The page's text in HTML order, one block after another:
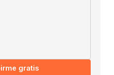
gratis